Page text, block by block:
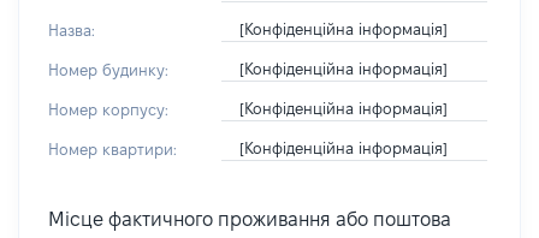
Назва: [Конфіденційна інформація]
Номер будинку: [Конфіденційна інформація]
Номер корпусу: [Конфіденційна інформація]
Номер квартири: [Конфіденційна інформація]
Місце фактичного проживання або поштова